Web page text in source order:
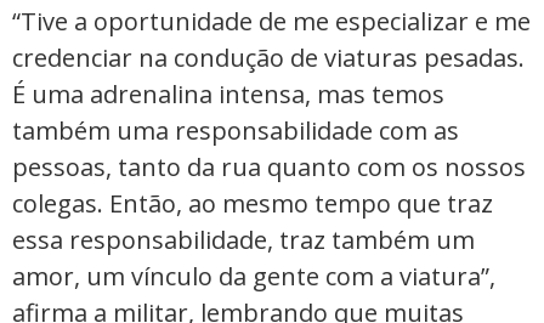
“Tive a oportunidade de me especializar e me
credenciar na condução de viaturas pesadas.
É uma adrenalina intensa, mas temos
também uma responsabilidade com as
pessoas, tanto da rua quanto com os nossos
colegas. Então, ao mesmo tempo que traz
essa responsabilidade, traz também um
amor, um vínculo da gente com a viatura”,
afirma a militar, lembrando que muitas